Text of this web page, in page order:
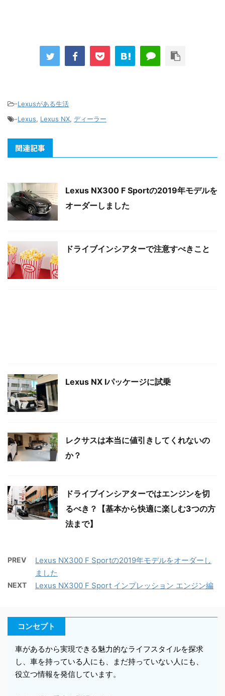
-Lexusがある生活
-Lexus, Lexus NX, ディーラー
関連記事
Lexus NX300 F Sportの2019年モデルを
オーダーしました
ドライブインシアターで注意すべきこと
Lexus NX Iパッケージに試乗
レクサスは本当に値引きしてくれないの
か？
ドライブインシアターではエンジンを切
るべき？【基本から快適に楽しむ3つの方
法まで】
PREV
Lexus NX300 F Sportの2019年モデルをオーダーし
ました
NEXT Lexus NX300 F Sport インプレッション エンジン編
コンセプト
車があるから実現できる魅力的なライフスタイルを探求
し、車を持っている人にも、まだ持っていない人にも、
役立つ情報を発信しています。